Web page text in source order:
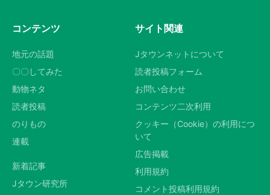
コンテンツ
地元の話題
〇〇してみた
動物ネタ
読者投稿
のりもの
連載
新着記事
Jタウン研究所
サイト関連
Jタウンネットについて
読者投稿フォーム
お問い合わせ
コンテンツ二次利用
クッキー（Cookie）の利用につ
いて
広告掲載
利用規約
コメント投稿利用規約